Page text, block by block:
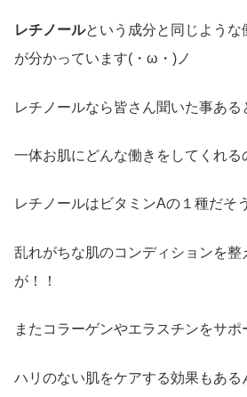
レチノールという成分と同じような
が分かっています(・ω・)ノ
レチノールなら皆さん聞いた事ある
一体お肌にどんな働きをしてくれる
レチノールはビタミンAの１種だそ
乱れがちな肌のコンディションを
が！！
またコラーゲンやエラスチンをサポ
ハリのない肌をケアする効果もある